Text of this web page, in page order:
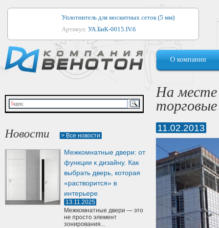
Уплотнитель для москитных сеток (5 мм)
Артикул: УА.БиК-0015.IV.б
Уплотнитель для алюминиевых окон
Артикул:1044
Уплотнитель для деревянных окон
Артикул:УМ.БиК-0062.IV.б
Уплотнитель лоджиевый для (4, 5, 6 мм)
Уплотнитель для деревянных дверей
Артикул:
О компании
Новости > Все новости
Межкомнатные двери: от
функции к дизайну. Как
выбрать дверь, которая
«растворится» в
интерьере
13.11.2025
Межкомнатные двери — это
не просто элемент
зонирования...
На месте
11.02.2013